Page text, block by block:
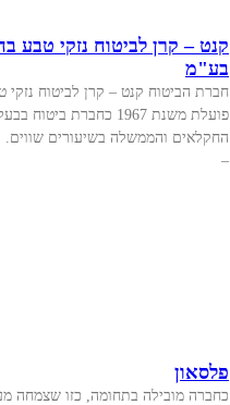
קנט – קרן לביטוח נזקי טבע
בע"מ
חברת הביטוח קנט – קרן לביטוח נזקי
פועלת משנת 1967 כחברת
החקלאים והממשלה בשיעורים
–
פלסאון
כחברה מובילה בתחומה, כזו שצמחה